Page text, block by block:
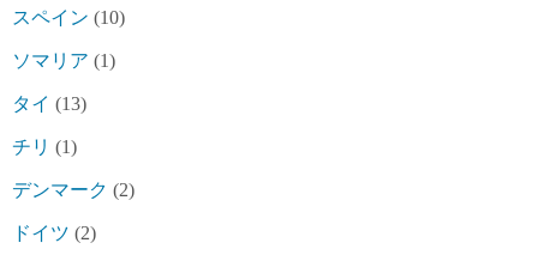
スペイン (10)
ソマリア (1)
タイ (13)
チリ (1)
デンマーク (2)
ドイツ (2)